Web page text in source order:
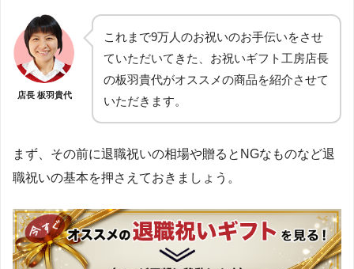
店長 板羽貴代
これまで9万人のお祝いのお手伝いをさせ
ていただいてきた、お祝いギフト工房店長
の板羽貴代がオススメの商品を紹介させて
いただきます。
まず、その前に退職祝いの相場や贈るとNGなものなど退
職祝いの基本を押さえておきましょう。